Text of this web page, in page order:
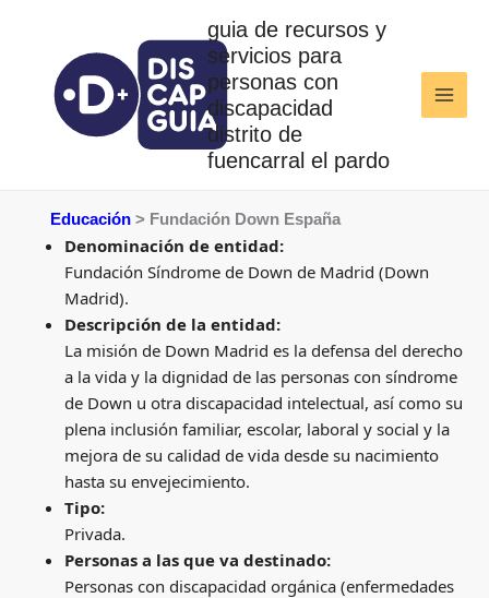
al
contenido
guia de recursos y
servicios para
personas con
discapacidad
distrito de
fuencarral el pardo
Educación > Fundación Down España
Denominación de entidad:
Fundación Síndrome de Down de Madrid (Down
Madrid).
Descripción de la entidad:
La misión de Down Madrid es la defensa del derecho
a la vida y la dignidad de las personas con síndrome
de Down u otra discapacidad intelectual, así como su
plena inclusión familiar, escolar, laboral y social y la
mejora de su calidad de vida desde su nacimiento
hasta su envejecimiento.
Tipo:
Privada.
Personas a las que va destinado:
Personas con discapacidad orgánica (enfermedades